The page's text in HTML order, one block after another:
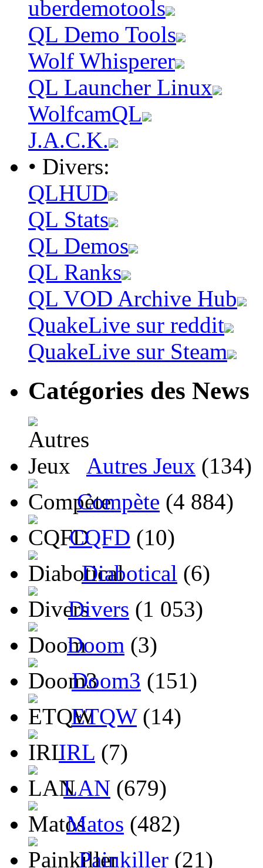
uberdemotools
QL Demo Tools
Wolf Whisperer
QL Launcher Linux
WolfcamQL
J.A.C.K.
• Divers:
QLHUD
QL Stats
QL Demos
QL Ranks
QL VOD Archive Hub
QuakeLive sur reddit
QuakeLive sur Steam
Catégories des News
Autres Jeux (134)
Compète (4 884)
CQFD (10)
Diabotical (6)
Divers (1 053)
Doom (3)
Doom3 (151)
ETQW(14)
IRL (7)
LAN (679)
Matos (482)
Painkiller (21)